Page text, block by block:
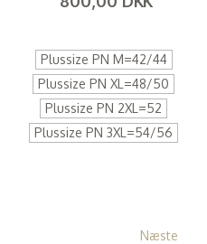
Plussize PN M=42/44
Plussize PN XL=48/50
Plussize PN 2XL=52
Plussize PN 3XL=54/56
Næste